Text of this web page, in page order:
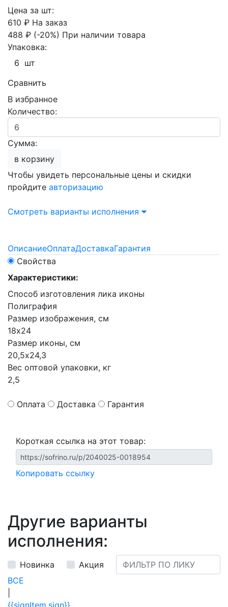
Цена за шт:
610 ₽ На заказ
488 ₽ (-20%) При наличии товара
Упаковка:
6 шт
Сравнить
В избранное
Количество:
Сумма:
в корзину
Чтобы увидеть персональные цены и скидки
пройдите авторизацию
Смотреть варианты исполнения
ОписаниеОплатаДоставкаГарантия
Свойства
Характеристики:
Способ изготовления лика иконы
Полиграфия
Размер изображения, см
18х24
Размер иконы, см
20,5х24,3
Вес оптовой упаковки, кг
2,5
Оплата Доставка Гарантия
Короткая ссылка на этот товар:
Копировать ссылку
Другие варианты
исполнения:
Новинка
Акция
ВСЕ
{{signItem.sign}}